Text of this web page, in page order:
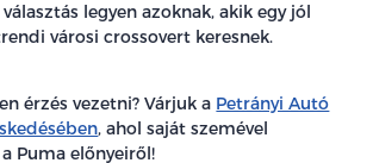
legyen azoknak, akik egy jól
városi crossovert keresnek.
érzés vezetni? Várjuk a Petrányi Autó
, ahol saját szemével
Puma előnyeiről!